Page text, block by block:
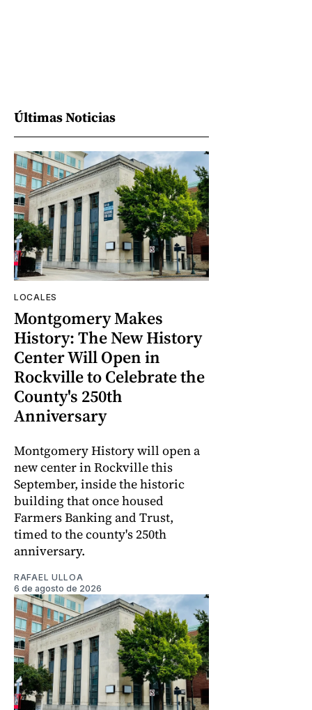
Últimas Noticias
LOCALES
Montgomery Makes
History: The New History
Center Will Open in
Rockville to Celebrate the
County's 250th
Anniversary
Montgomery History will open a
new center in Rockville this
September, inside the historic
building that once housed
Farmers Banking and Trust,
timed to the county's 250th
anniversary.
RAFAEL ULLOA
6 de agosto de 2026